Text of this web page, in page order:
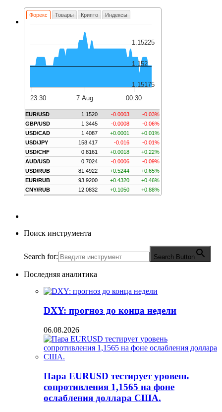
Форекс Товары Крипто Индексы
23:30 7 Aug 00:30
1.15175
1.152
1.15225
EUR/USD 1.1520 -0.0003
-0.03%
GBP/USD
1.3445 -0.0008
-0.06%
USD/CAD
1.4087 +0.0001
+0.01%
USD/JPY
158.417 -0.016
-0.01%
USD/CHF
0.8161 +0.0018
+0.22%
AUD/USD
0.7024 -0.0006
-0.09%
USD/RUB
81.4922 +0.5244
+0.65%
EUR/RUB
93.9200 +0.4320
+0.46%
CNY/RUB
12.0832 +0.1050 +0.88%
Поиск инструмента
Search for: Search Button
Последняя аналитика
DXY: прогноз до конца недели
06.08.2026
Пара EURUSD тестирует уровень
сопротивления 1,1565 на фоне
ослабления доллара США.